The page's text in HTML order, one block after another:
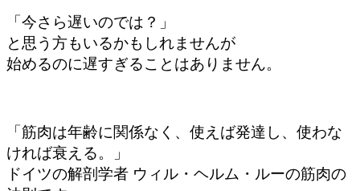
「今さら遅いのでは？」
と思う方もいるかもしれませんが
始めるのに遅すぎることはありません。
「筋肉は年齢に関係なく、使えば発達し、使わな
ければ衰える。」
ドイツの解剖学者 ウィル・ヘルム・ルーの筋肉の